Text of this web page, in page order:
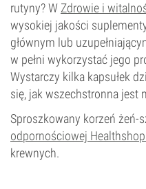
rutyny? W Zdrowie i
wysokiej jakości
głównym lub
w pełni wykorzystać jego
Wystarczy kilka kapsułek
się, jak wszechstronna jest
Sproszkowany korzeń żeń-
odpornościowej
krewnych.